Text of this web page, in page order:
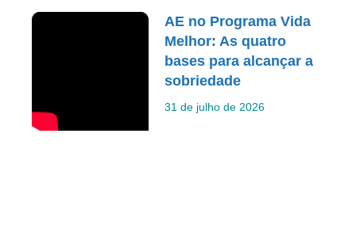
AE no Programa Vida
Melhor: As quatro
bases para alcançar a
sobriedade
31 de julho de 2026